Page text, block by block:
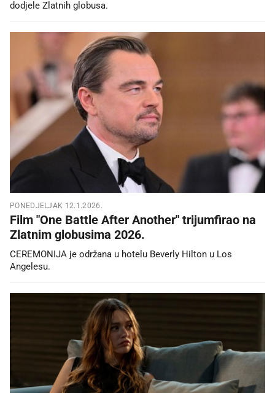
dodjele Zlatnih globusa.
PONEDJELJAK 12.1.2026.
Film "One Battle After Another" trijumfirao na
Zlatnim globusima 2026.
CEREMONIJA je održana u hotelu Beverly Hilton u Los
Angelesu.